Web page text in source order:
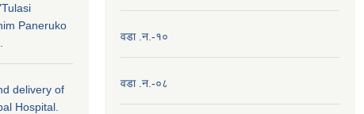
Paneruko
delivery of
Hospital.
वडा .न.-१०
वडा .न.-०८